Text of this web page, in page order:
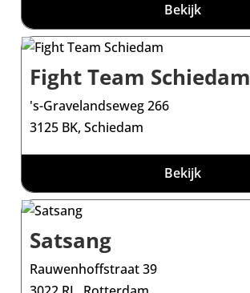
Bekijk
Fight Team Schiedam
's-Gravelandseweg 266
3125 BK, Schiedam
Bekijk
Satsang
Rauwenhoffstraat 39